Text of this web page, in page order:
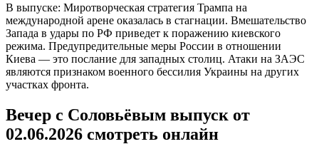
В выпуске: Миротворческая стратегия Трампа на
международной арене оказалась в стагнации. Вмешательство
Запада в удары по РФ приведет к поражению киевского
режима. Предупредительные меры России в отношении
Киева — это послание для западных столиц. Атаки на ЗАЭС
являются признаком военного бессилия Украины на других
участках фронта.
Вечер с Соловьёвым выпуск от
02.06.2026 смотреть онлайн